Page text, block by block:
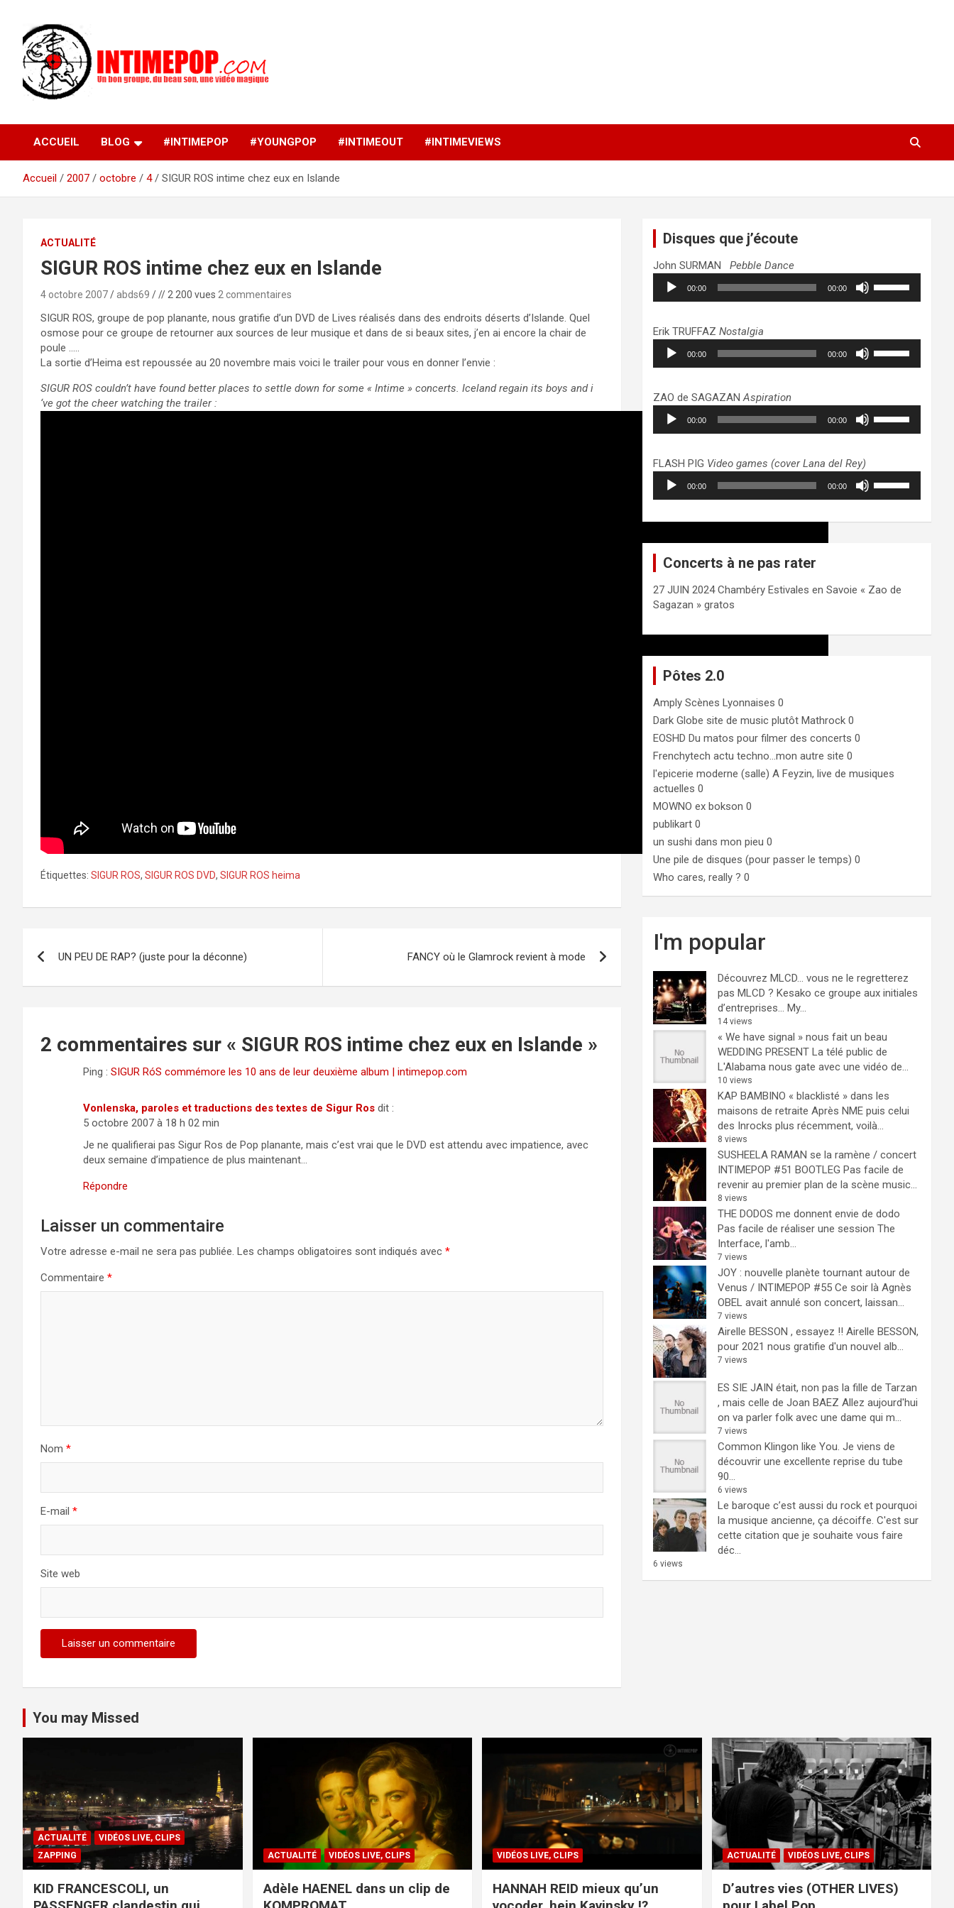
contenu
intimepop.com
musiques actuelles pop rock, post-rock, indé sur Lyon. rock pop
concert lyon
ACCUEIL BLOG #INTIMEPOP #YOUNGPOP #INTIMEOUT #INTIMEVIEWS
Accueil 2007 octobre 4 SIGUR ROS intime chez eux en Islande
ACTUALITÉ
SIGUR ROS intime chez eux en Islande
4 octobre 2007 abds69 // 2 200 vues 2 commentaires
SIGUR ROS, groupe de pop planante, nous gratifie d’un DVD de Lives réalisés dans des endroits déserts d’Islande. Quel
osmose pour ce groupe de retourner aux sources de leur musique et dans de si beaux sites, j’en ai encore la chair de
poule …..
La sortie d’Heima est repoussée au 20 novembre mais voici le trailer pour vous en donner l’envie :
SIGUR ROS couldn’t have found better places to settle down for some « Intime » concerts. Iceland regain its boys and i
‘ve got the cheer watching the trailer :
Étiquettes: SIGUR ROS, SIGUR ROS DVD, SIGUR ROS heima
de
UN PEU DE RAP? (juste pour la déconne) FANCY où le Glamrock revient à mode
2 commentaires sur « SIGUR ROS intime chez eux en Islande »
Ping : SIGUR RóS commémore les 10 ans de leur deuxième album | intimepop.com
Vonlenska, paroles et traductions des textes de Sigur Ros dit :
5 octobre 2007 à 18 h 02 min
Je ne qualifierai pas Sigur Ros de Pop planante, mais c’est vrai que le DVD est attendu avec impatience, avec
deux semaine d’impatience de plus maintenant…
Répondre
Laisser un commentaire
Votre adresse e-mail ne sera pas publiée. Les champs obligatoires sont indiqués avec *
Commentaire *
Nom *
E-mail *
Site web
Disques que j’écoute
John SURMANPebble Dance
Lecteur
audio
00:00 00:00
pour
augmenter
ou
volume.
Erik TRUFFAZNostalgia
Lecteur
audio
00:00 00:00
pour
augmenter
ou
volume.
ZAO de SAGAZANAspiration
Lecteur
audio
00:00 00:00
pour
augmenter
ou
FLASH PIG Video games (cover Lana del Rey)
Lecteur
audio
00:00 00:00
haut/bas
le
Concerts à ne pas rater
27 JUIN 2024 Chambéry Estivales en Savoie « Zao de
Sagazan » gratos
Pôtes 2.0
Amply Scènes Lyonnaises 0
Dark Globe site de music plutôt Mathrock 0
EOSHD Du matos pour filmer des concerts 0
Frenchytech actu techno…mon autre site 0
l'epicerie moderne (salle) A Feyzin, live de musiques
actuelles 0
MOWNO ex bokson 0
publikart 0
un sushi dans mon pieu 0
Une pile de disques (pour passer le temps) 0
Who cares, really ? 0
I'm popular
Découvrez MLCD… vous ne le regretterez
pas MLCD ? Kesako ce groupe aux initiales
d’entreprises… My...
14 views
« We have signal » nous fait un beau
WEDDING PRESENT La télé public de
L'Alabama nous gate avec une vidéo de...
10 views
KAP BAMBINO « blacklisté » dans les
maisons de retraite Après NME puis celui
des Inrocks plus récemment, voilà...
8 views
SUSHEELA RAMAN se la ramène / concert
INTIMEPOP #51 BOOTLEG Pas facile de
revenir au premier plan de la scène music...
8 views
THE DODOS me donnent envie de dodo
Pas facile de réaliser une session The
Interface, l'amb...
7 views
JOY : nouvelle planète tournant autour de
Venus / INTIMEPOP #55 Ce soir là Agnès
OBEL avait annulé son concert, laissan...
7 views
Airelle BESSON , essayez !! Airelle BESSON,
pour 2021 nous gratifie d'un nouvel alb...
7 views
ES SIE JAIN était, non pas la fille de Tarzan
, mais celle de Joan BAEZ Allez aujourd'hui
on va parler folk avec une dame qui m...
7 views
Common Klingon like You. Je viens de
découvrir une excellente reprise du tube
90...
6 views
Le baroque c’est aussi du rock et pourquoi
la musique ancienne, ça décoiffe. C'est sur
cette citation que je souhaite vous faire
déc...
6 views
You may Missed
ACTUALITÉ
VIDÉOS LIVE, CLIPS
ZAPPING
KID FRANCESCOLI, un
ACTUALITÉ VIDÉOS LIVE, CLIPS
Adèle HAENEL dans un clip de
VIDÉOS LIVE, CLIPS
HANNAH REID mieux qu’un
ACTUALITÉ VIDÉOS LIVE, CLIPS
D’autres vies (OTHER LIVES)